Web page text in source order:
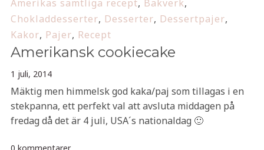
Amerikas samtliga recept, Bakverk,
Chokladdesserter, Desserter, Dessertpajer,
Kakor, Pajer, Recept
Amerikansk cookiecake
1 juli, 2014
Mäktig men himmelsk god kaka/paj som tillagas i en
stekpanna, ett perfekt val att avsluta middagen på
fredag då det är 4 juli, USA´s nationaldag 🙂